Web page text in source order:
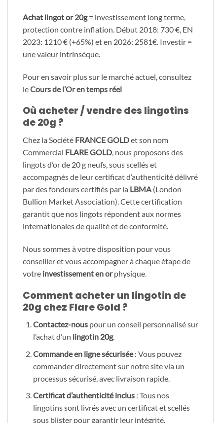
Achat lingot or 20g= investissement long terme,
protection contre inflation. Début 2018: 730 €, EN
2023: 1210 € (+65%) et en 2026: 2581€. Investir =
une valeur intrinsèque.
Pour en savoir plus sur le marché actuel, consultez
leCours de l’Or en temps réel
Où acheter / vendre des lingotins
de 20g ?
Chez la Société FRANCE GOLDet son nom
Commercial FLARE GOLD, nous proposons des
lingots d’or de 20 g neufs, sous scellés et
accompagnés de leur certificat d’authenticité délivré
par des fondeurs certifiés par la LBMA (London
Bullion Market Association). Cette certification
garantit que nos lingots répondent aux normes
internationales de qualité et de conformité.
Nous sommes à votre disposition pour vous
conseiller et vous accompagner à chaque étape de
votre investissement en orphysique.
Comment acheter un lingotin de
20g chez Flare Gold ?
Contactez-nouspour un conseil personnalisé sur
l’achat d’un lingotin 20g.
Commande en ligne sécurisée: Vous pouvez
commander directement sur notre site via un
processus sécurisé, avec livraison rapide.
Certificat d’authenticité inclus: Tous nos
lingotins sont livrés avec un certificat et scellés
sous blister pour garantir leur intégrité.